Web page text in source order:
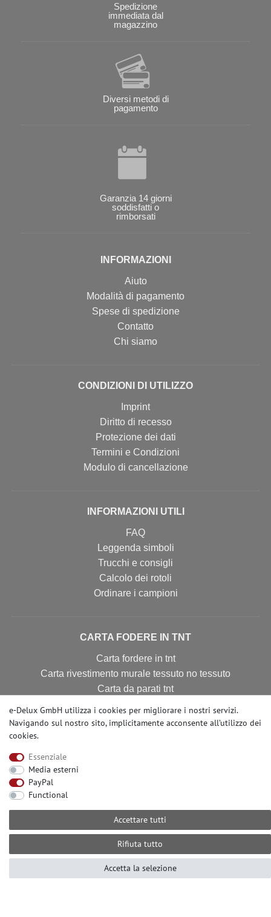
Spedizione
immediata dal
magazzino
Diversi metodi di
pagamento
Garanzia 14 giorni
soddisfatti o
rimborsati
INFORMAZIONI
Aiuto
Modalità di pagamento
Spese di spedizione
Contatto
Chi siamo
CONDIZIONI DI UTILIZZO
Imprint
Diritto di recesso
Protezione dei dati
Termini e Condizioni
Modulo di cancellazione
INFORMAZIONI UTILI
FAQ
Leggenda simboli
Trucchi e consigli
Calcolo dei rotoli
Ordinare i campioni
CARTA FODERE IN TNT
Carta fordere in tnt
Carta rivestimento murale tessuto no tessuto
Carta da parati tnt
Serve aiuto? Ci contatti per telefono al:
10:00 alle 16:00 (MEZ)
E-mail: info@profhome.it
e-Delux GmbH utilizza i cookies per migliorare i nostri servizi.
Navigando sul nostro sito, implicitamente acconsente all’utilizzo dei
cookies.
Essenziale
Media esterni
PayPal
Functional
Accettare tutti
Rifiuta tutto
Accetta la selezione